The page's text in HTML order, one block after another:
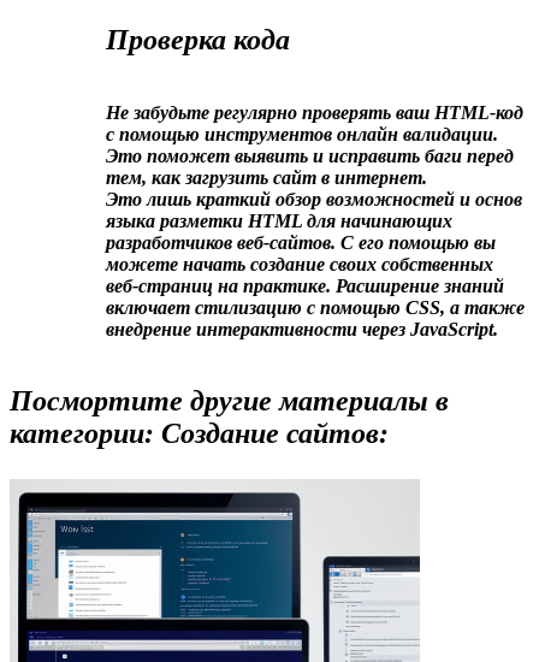
Проверка кода
Не забудьте регулярно проверять ваш HTML-код
с помощью инструментов онлайн валидации.
Это поможет выявить и исправить баги перед
тем, как загрузить сайт в интернет.
Это лишь краткий обзор возможностей и основ
языка разметки HTML для начинающих
разработчиков веб-сайтов. С его помощью вы
можете начать создание своих собственных
веб-страниц на практике. Расширение знаний
включает стилизацию с помощью CSS, а также
внедрение интерактивности через JavaScript.
Посмортите другие материалы в
категории: Создание сайтов: